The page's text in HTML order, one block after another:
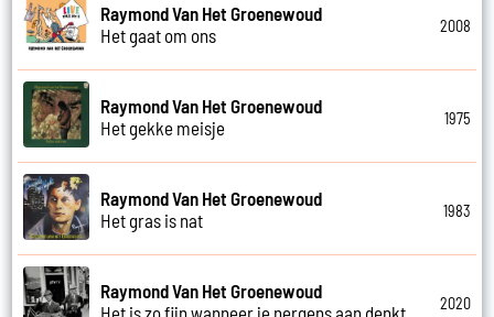
Raymond Van Het Groenewoud
Het gaat om ons
2008
Raymond Van Het Groenewoud
Het gekke meisje
1975
Raymond Van Het Groenewoud
Het gras is nat
1983
Raymond Van Het Groenewoud
Het is zo fijn wanneer je nergens aan denkt
2020